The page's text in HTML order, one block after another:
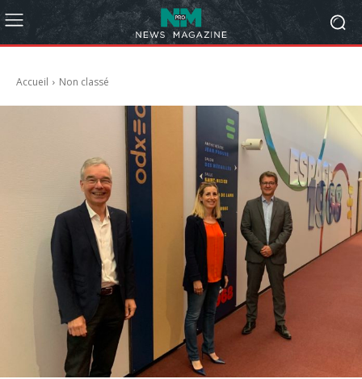
Accueil Non classé